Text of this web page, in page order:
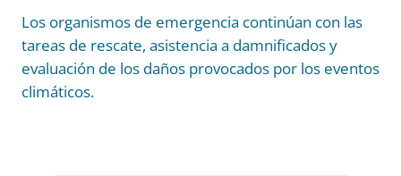
Los organismos de emergencia continúan con las
tareas de rescate, asistencia a damnificados y
evaluación de los daños provocados por los eventos
climáticos.